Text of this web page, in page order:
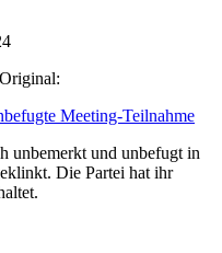
Meeting-Teilnahme
unbemerkt und unbefugt in
Die Partei hat ihr